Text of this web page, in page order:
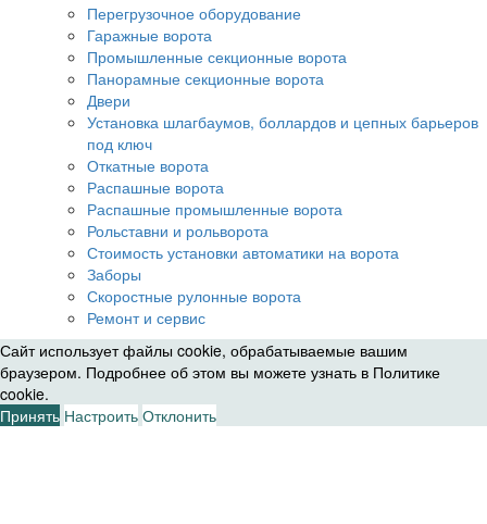
Перегрузочное оборудование
Гаражные ворота
Промышленные секционные ворота
Панорамные секционные ворота
Двери
Установка шлагбаумов, боллардов и цепных барьеров
под ключ
Откатные ворота
Распашные ворота
Распашные промышленные ворота
Рольставни и рольворота
Стоимость установки автоматики на ворота
Заборы
Скоростные рулонные ворота
Ремонт и сервис
Сайт использует файлы cookie, обрабатываемые вашим
браузером. Подробнее об этом вы можете узнать в Политике
cookie.
Принять Настроить Отклонить